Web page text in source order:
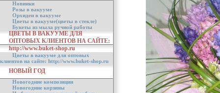
Новинки
Розы в вакууме
Орхидеи в вакууме
Цветы в вакууме(цветы в стекле)
Букеты из мыла ручной работы
ЦВЕТЫ В ВАКУУМЕ ДЛЯ
ОПТОВЫХ КЛИЕНТОВ НА САЙТЕ:
http://www.buket-shop.ru
Цветы в вакууме для оптовых
клиентов на сайте: http://www.buket-shop.ru
НОВЫЙ ГОД
Новогодние композиции
Новогодние корзины